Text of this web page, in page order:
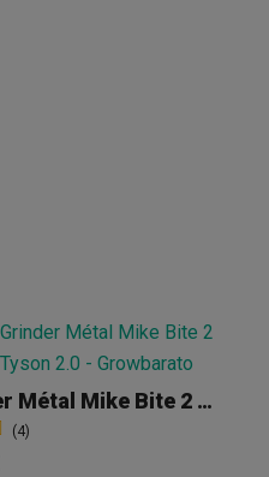
Grinder Métal Mike Bite 2 Parties Tyson 2.0
(4)